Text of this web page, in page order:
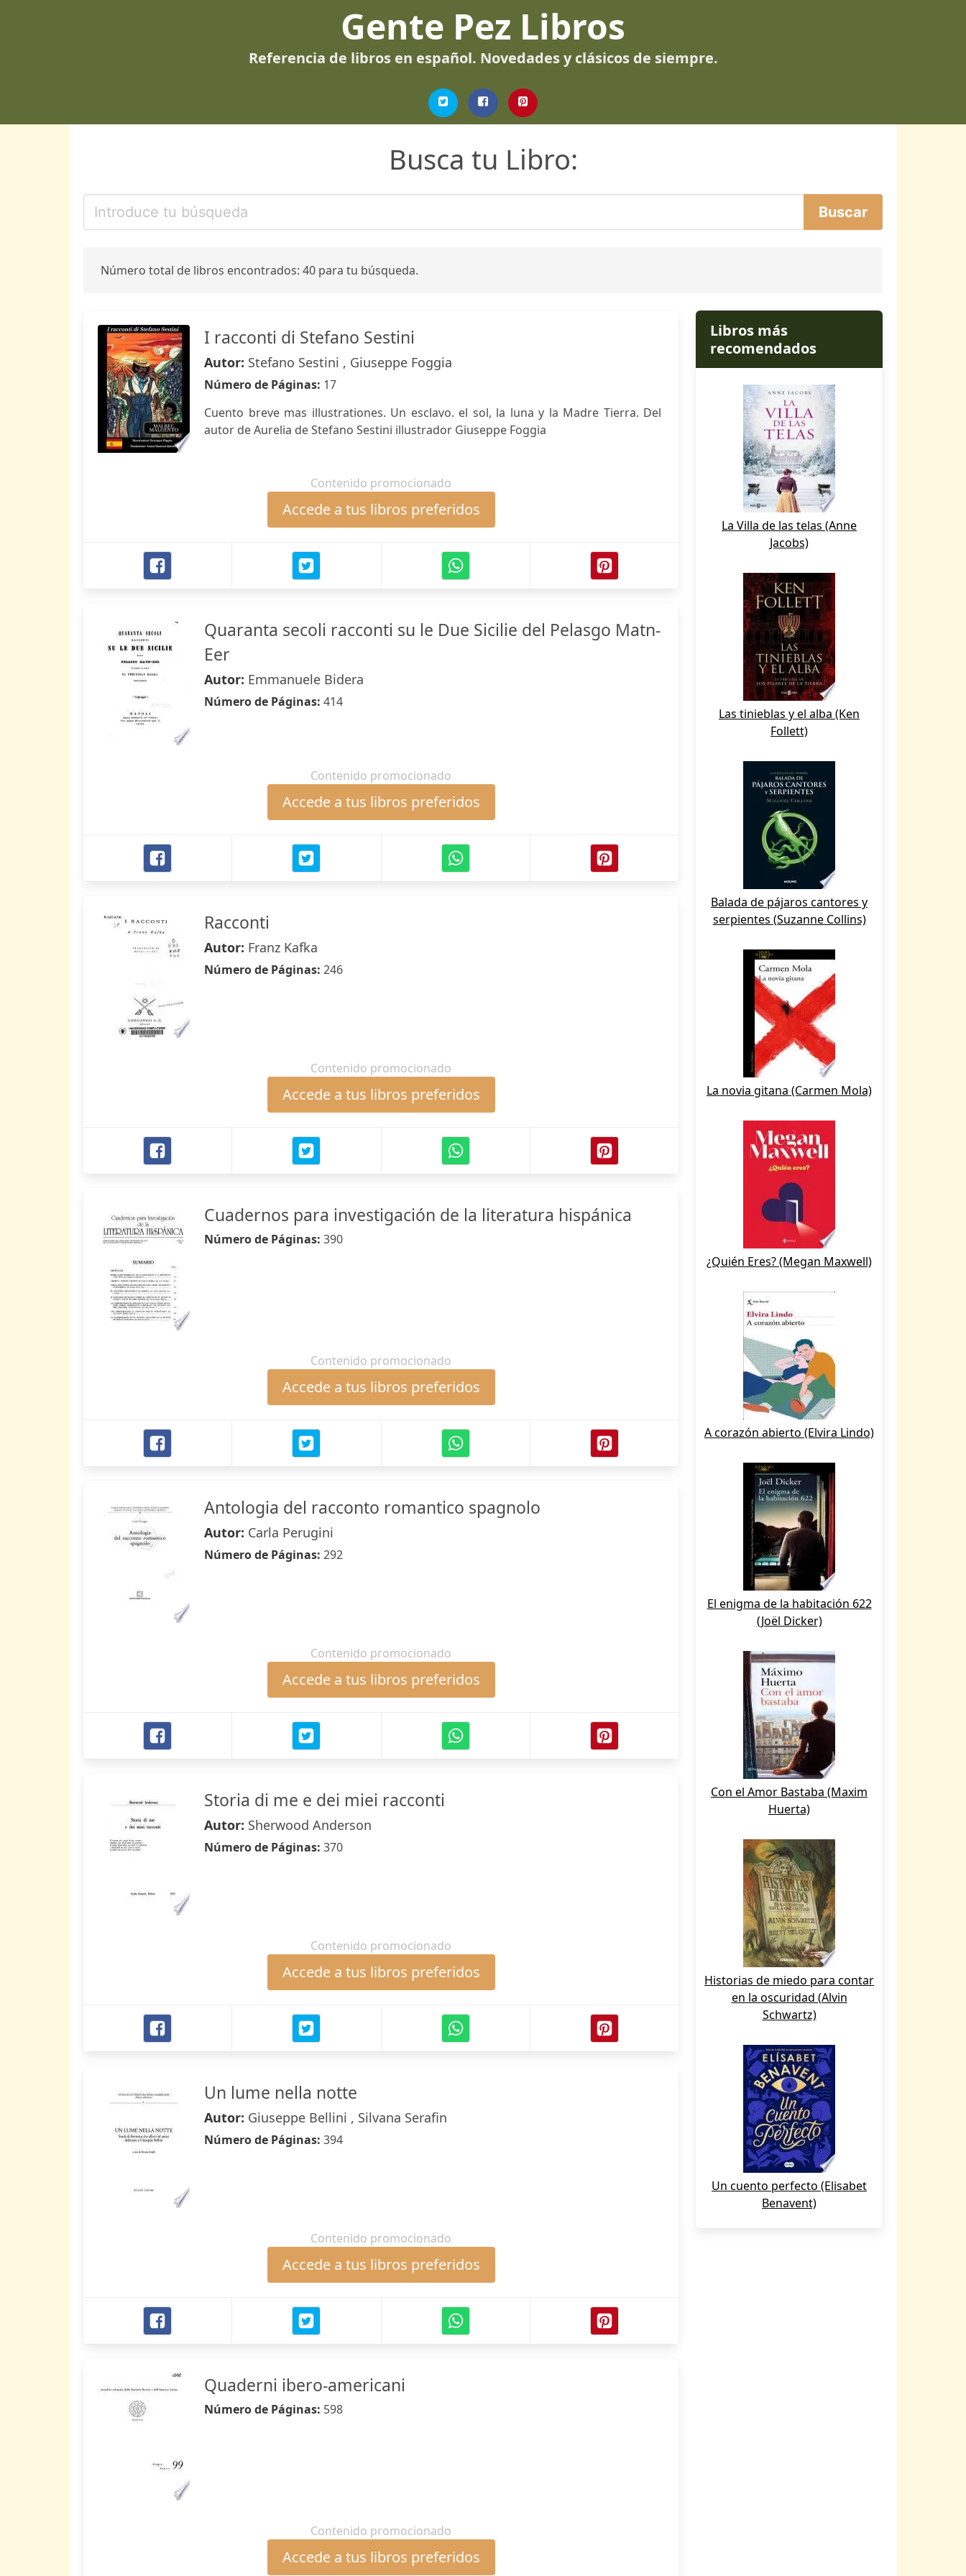
Gente Pez Libros
Referencia de libros en español. Novedades y clásicos de siempre.
Busca tu Libro:
Número total de libros encontrados: 40 para tu búsqueda.
I racconti di Stefano Sestini
Autor: Stefano Sestini , Giuseppe Foggia
Número de Páginas: 17
Cuento breve mas illustrationes. Un esclavo. el sol, la luna y la Madre Tierra. Del
autor de Aurelia de Stefano Sestini illustrador Giuseppe Foggia
Contenido promocionado
Accede a tus libros preferidos
Quaranta secoli racconti su le Due Sicilie del Pelasgo Matn-
Eer
Autor: Emmanuele Bidera
Número de Páginas: 414
Contenido promocionado
Accede a tus libros preferidos
Racconti
Autor: Franz Kafka
Número de Páginas: 246
Contenido promocionado
Accede a tus libros preferidos
Cuadernos para investigación de la literatura hispánica
Número de Páginas: 390
Contenido promocionado
Accede a tus libros preferidos
Antologia del racconto romantico spagnolo
Autor: Carla Perugini
Número de Páginas: 292
Contenido promocionado
Accede a tus libros preferidos
Storia di me e dei miei racconti
Autor: Sherwood Anderson
Número de Páginas: 370
Contenido promocionado
Accede a tus libros preferidos
Un lume nella notte
Autor: Giuseppe Bellini , Silvana Serafin
Número de Páginas: 394
Contenido promocionado
Accede a tus libros preferidos
Quaderni ibero-americani
Número de Páginas: 598
Contenido promocionado
Accede a tus libros preferidos
Libros más
recomendados
La Villa de las telas (Anne
Jacobs)
Las tinieblas y el alba (Ken
Follett)
Balada de pájaros cantores y
serpientes (Suzanne Collins)
La novia gitana (Carmen Mola)
¿Quién Eres? (Megan Maxwell)
A corazón abierto (Elvira Lindo)
El enigma de la habitación 622
(Joël Dicker)
Con el Amor Bastaba (Maxim
Huerta)
Historias de miedo para contar
en la oscuridad (Alvin
Schwartz)
Un cuento perfecto (Elisabet
Benavent)